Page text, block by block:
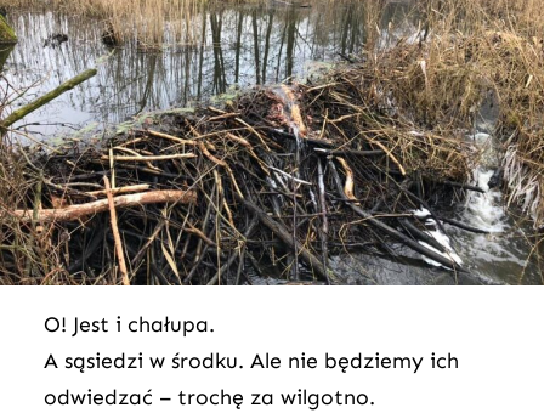
O! Jest i chałupa.
A sąsiedzi w środku. Ale nie będziemy ich
odwiedzać – trochę za wilgotno.